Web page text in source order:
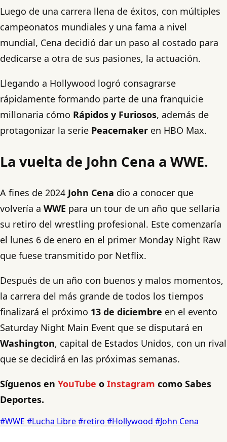
Luego de una carrera llena de éxitos, con múltiples
campeonatos mundiales y una fama a nivel
mundial, Cena decidió dar un paso al costado para
dedicarse a otra de sus pasiones, la actuación.
Llegando a Hollywood logró consagrarse
rápidamente formando parte de una franquicie
millonaria cómo Rápidos y Furiosos, además de
protagonizar la serie Peacemaker en HBO Max.
La vuelta de John Cena a WWE.
A fines de 2024 John Cena dio a conocer que
volvería a WWE para un tour de un año que sellaría
su retiro del wrestling profesional. Este comenzaría
el lunes 6 de enero en el primer Monday Night Raw
que fuese transmitido por Netflix.
Después de un año con buenos y malos momentos,
la carrera del más grande de todos los tiempos
finalizará el próximo 13 de diciembre en el evento
Saturday Night Main Event que se disputará en
Washington, capital de Estados Unidos, con un rival
que se decidirá en las próximas semanas.
Síguenos en YouTube o Instagram como Sabes
Deportes.
#WWE #Lucha Libre#retiro #Hollywood #John Cena